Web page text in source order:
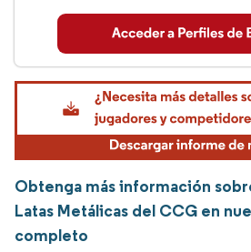
Obtenga más información
Latas Metálicas del CCG en
completo